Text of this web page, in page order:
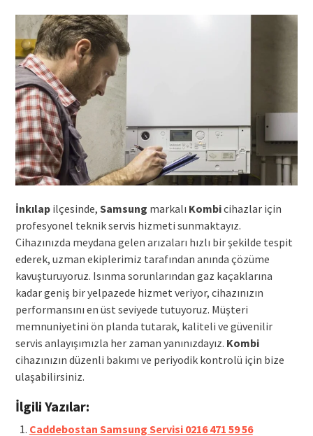
İnkılapilçesinde, Samsung markalı Kombicihazlar için
profesyonel teknik servis hizmeti sunmaktayız.
Cihazınızda meydana gelen arızaları hızlı bir şekilde tespit
ederek, uzman ekiplerimiz tarafından anında çözüme
kavuşturuyoruz. Isınma sorunlarından gaz kaçaklarına
kadar geniş bir yelpazede hizmet veriyor, cihazınızın
performansını en üst seviyede tutuyoruz. Müşteri
memnuniyetini ön planda tutarak, kaliteli ve güvenilir
servis anlayışımızla her zaman yanınızdayız. Kombi
cihazınızın düzenli bakımı ve periyodik kontrolü için bize
ulaşabilirsiniz.
İlgili Yazılar:
Caddebostan Samsung Servisi 0216 471 59 56